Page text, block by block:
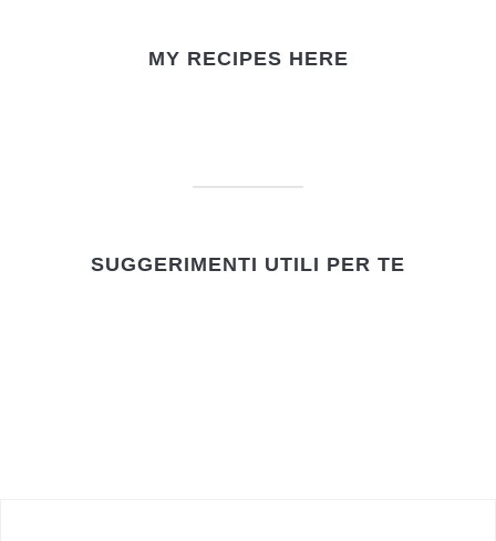
MY RECIPES HERE
SUGGERIMENTI UTILI PER TE